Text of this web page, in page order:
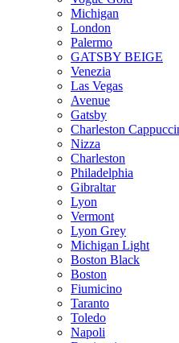
Michigan
London
Palermo
GATSBY BEIGE
Venezia
Las Vegas
Avenue
Gatsby
Charleston
Nizza
Charleston
Philadelphia
Gibraltar
Lyon
Vermont
Lyon Grey
Michigan Light
Boston Black
Boston
Fiumicino
Taranto
Toledo
Napoli